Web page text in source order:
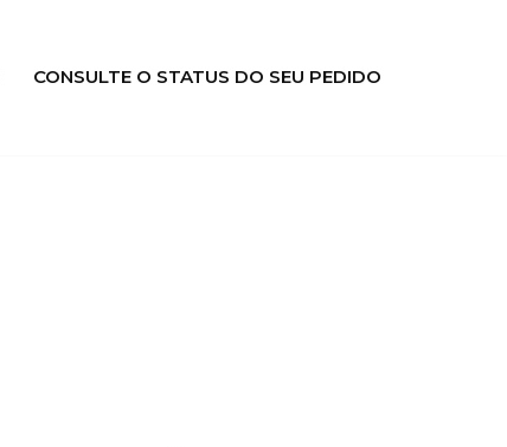
CONSULTE O STATUS DO SEU PEDIDO